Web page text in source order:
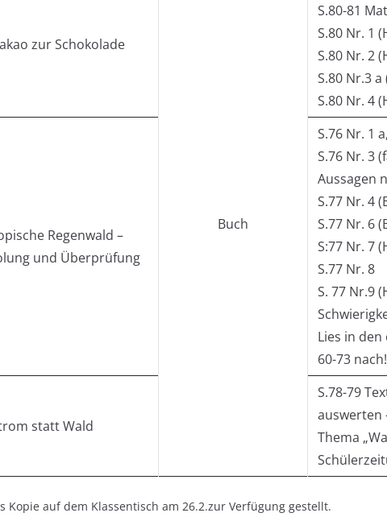
zur Schokolade
Buch
S.80-81
S.80 Nr. 1
S.80 Nr. 2
S.80 Nr.3
S.80 Nr. 4
Regenwald –
und Überprüfung
S.76 Nr. 1
S.76 Nr. 3
Aussagen
S.77 Nr. 4
S.77 Nr. 6
S:77 Nr. 7
S.77 Nr. 8
S. 77 Nr.9
Lies in
60-73
statt Wald
S.78-79
auswerten
Thema
auf dem Klassentisch am 26.2.zur Verfügung gestellt.